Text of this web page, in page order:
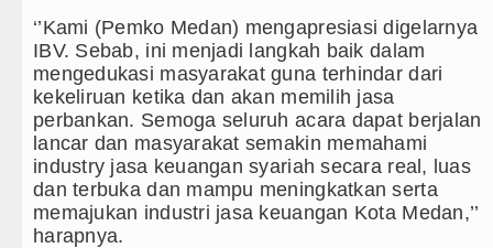
‘’Kami (Pemko Medan) mengapresiasi digelarnya
IBV. Sebab, ini menjadi langkah baik dalam
mengedukasi masyarakat guna terhindar dari
kekeliruan ketika dan akan memilih jasa
perbankan. Semoga seluruh acara dapat berjalan
lancar dan masyarakat semakin memahami
industry jasa keuangan syariah secara real, luas
dan terbuka dan mampu meningkatkan serta
memajukan industri jasa keuangan Kota Medan,’’
harapnya.